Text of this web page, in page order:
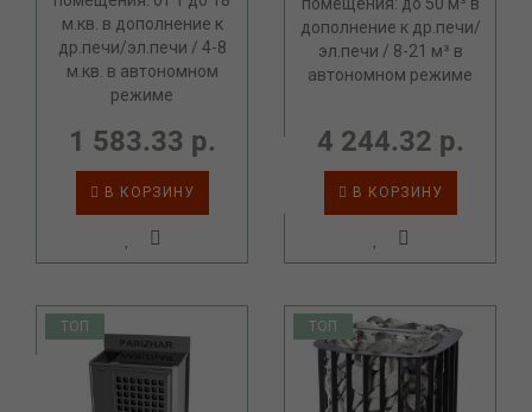
м.кв. в дополнение к
др.печи/эл.печи / 4-8
м.кв. в автономном
режиме
1 583.33 р.
В КОРЗИНУ
дополнение к др.печи/
эл.печи / 8-21 м³ в
автономном режиме
4 244.32 р.
В КОРЗИНУ
ТОП ТОП